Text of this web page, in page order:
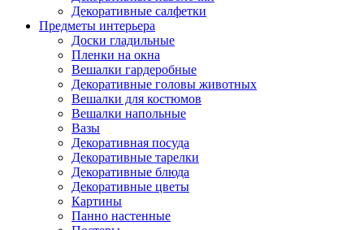
Декоративные салфетки
Предметы интерьера
Доски гладильные
Пленки на окна
Вешалки гардеробные
Декоративные головы животных
Вешалки для костюмов
Вешалки напольные
Вазы
Декоративная посуда
Декоративные тарелки
Декоративные блюда
Декоративные цветы
Картины
Панно настенные